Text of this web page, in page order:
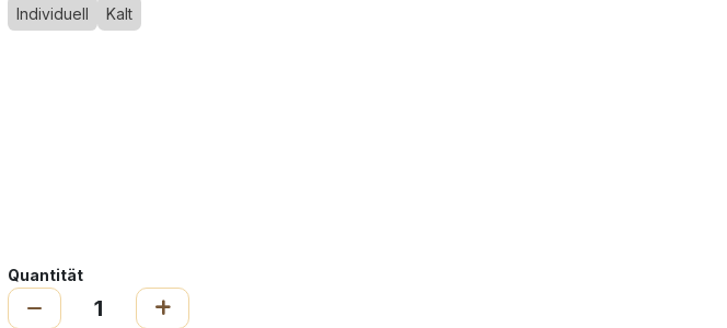
Individuell Kalt
Quantität